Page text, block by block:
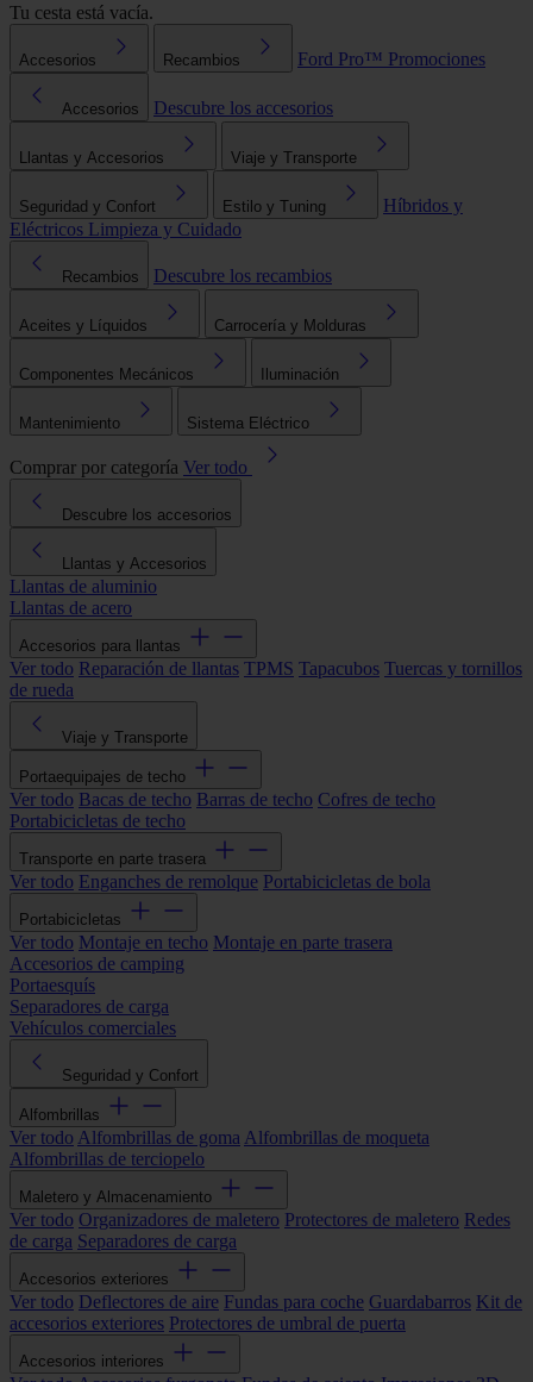
Tu cesta está vacía.
Accesorios Recambios Ford Pro™ Promociones
Accesorios Descubre los accesorios
Llantas y Accesorios Viaje y Transporte
Seguridad y Confort Estilo y Tuning
Híbridos y
Eléctricos Limpieza y Cuidado
Recambios Descubre los recambios
Aceites y Líquidos Carrocería y Molduras
Componentes Mecánicos Iluminación
Mantenimiento Sistema Eléctrico
Comprar por categoría Ver todo
Descubre los accesorios
Llantas y Accesorios
Llantas de aluminio
Llantas de acero
Accesorios para llantas
Ver todo Reparación de llantas TPMS Tapacubos Tuercas y tornillos
de rueda
Viaje y Transporte
Portaequipajes de techo
Ver todo Bacas de techo Barras de techo Cofres de techo
Portabicicletas de techo
Transporte en parte trasera
Ver todo Enganches de remolque Portabicicletas de bola
Portabicicletas
Ver todo Montaje en techo Montaje en parte trasera
Accesorios de camping
Portaesquís
Separadores de carga
Vehículos comerciales
Seguridad y Confort
Alfombrillas
Ver todo Alfombrillas de goma Alfombrillas de moqueta
Alfombrillas de terciopelo
Maletero y Almacenamiento
Ver todo Organizadores de maletero Protectores de maletero Redes
de carga Separadores de carga
Accesorios exteriores
Ver todo Deflectores de aire Fundas para coche Guardabarros Kit de
accesorios exteriores Protectores de umbral de puerta
Accesorios interiores